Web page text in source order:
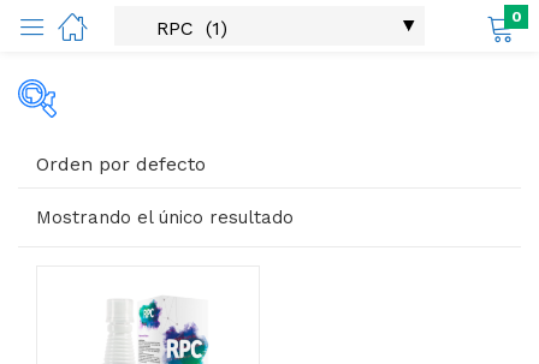
0
Etiquetas del producto
Mostrando el único resultado
Orden por defecto